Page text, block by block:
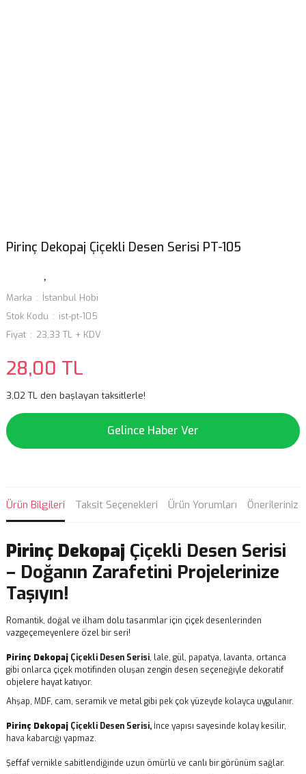
Pirinç Dekopaj Çiçekli Desen Serisi PT-105
Marka
İstanbul Hobi
Stok Kodu
ist-pt-105
Fiyat
23,33 TL + KDV
28,00 TL
3,02 TL den başlayan taksitlerle!
Gelince Haber Ver
Ürün Bilgileri Taksit Seçenekleri Ürün Yorumları Önerileriniz
Pirinç Dekopaj Çiçekli Desen Serisi
– Doğanın Zarafetini Projelerinize
Taşıyın!
Romantik, doğal ve ilham dolu tasarımlar için çiçek desenlerinden
vazgeçemeyenlere özel bir seri!
Pirinç Dekopaj Çiçekli Desen Serisi, lale, gül, papatya, lavanta, ortanca
gibi onlarca çiçek motifinden oluşan zengin desen seçeneğiyle dekoratif
objelere hayat katıyor.
Ahşap, MDF, cam, seramik ve metal gibi pek çok yüzeyde kolayca uygulanır.
Pirinç Dekopaj Çiçekli Desen Serisi, İnce yapısı sayesinde kolay kesilir,
hava kabarcığı yapmaz.
Şeffaf vernikle sabitlendiğinde uzun ömürlü ve canlı bir görünüm sağlar.